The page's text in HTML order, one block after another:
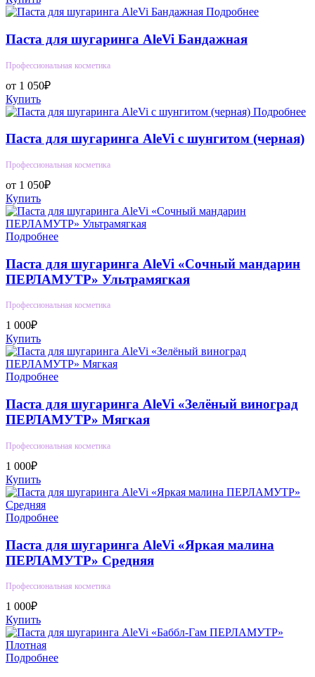
Подробнее
Паста для шугаринга AleVi Бандажная
Профессиональная косметика
от 1 050₽
Купить
Подробнее
Паста для шугаринга AleVi с шунгитом (черная)
Профессиональная косметика
от 1 050₽
Купить
Подробнее
Паста для шугаринга AleVi «Сочный мандарин
ПЕРЛАМУТР» Ультрамягкая
Профессиональная косметика
1 000₽
Купить
Подробнее
Паста для шугаринга AleVi «Зелёный виноград
ПЕРЛАМУТР» Мягкая
Профессиональная косметика
1 000₽
Купить
Подробнее
Паста для шугаринга AleVi «Яркая малина
ПЕРЛАМУТР» Средняя
Профессиональная косметика
1 000₽
Купить
Подробнее